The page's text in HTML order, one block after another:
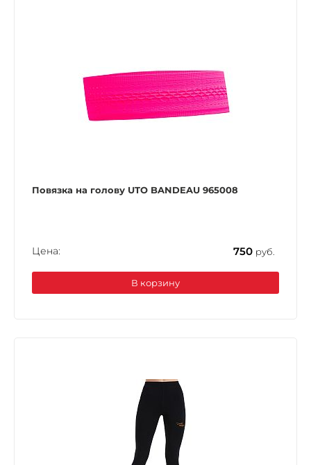
Повязка на голову UTO BANDEAU 965008
Цена: 750 руб.
В корзину